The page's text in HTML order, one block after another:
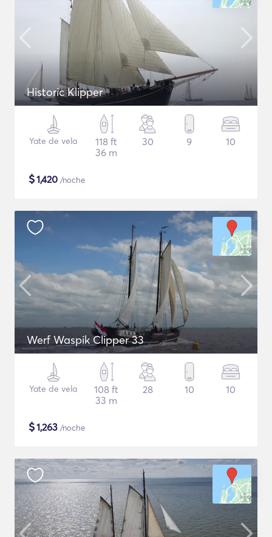
Historic Klipper
Yate de vela
118 ft
36 m
30 9 10
$1,420 /noche
Werf Waspik Clipper 33
Yate de vela
108 ft
33 m
28 10 10
$1,263 /noche